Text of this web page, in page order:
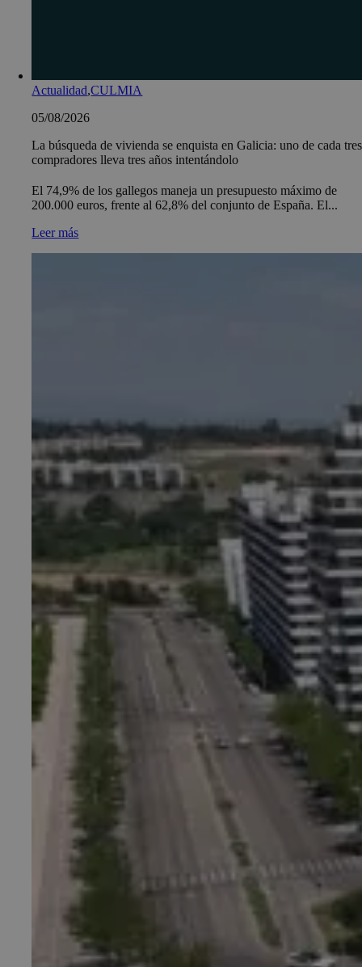
Actualidad,CULMIA
05/08/2026
La búsqueda de vivienda se enquista en Galicia: uno de cada tres
compradores lleva tres años intentándolo
El 74,9% de los gallegos maneja un presupuesto máximo de
200.000 euros, frente al 62,8% del conjunto de España. El...
Leer más